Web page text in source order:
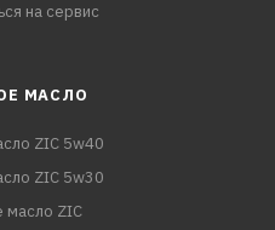
на сервис
МАСЛО
ZIC 5w40
ZIC 5w30
масло ZIC